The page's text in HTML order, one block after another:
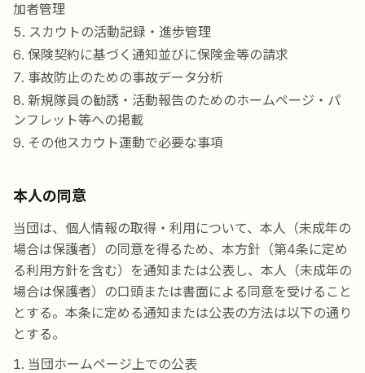
加者管理
スカウトの活動記録・進歩管理
保険契約に基づく通知並びに保険金等の請求
事故防止のための事故データ分析
新規隊員の勧誘・活動報告のためのホームページ・パ
ンフレット等への掲載
その他スカウト運動で必要な事項
本人の同意
当団は、個人情報の取得・利用について、本人（未成年の
場合は保護者）の同意を得るため、本方針（第4条に定め
る利用方針を含む）を通知または公表し、本人（未成年の
場合は保護者）の口頭または書面による同意を受けること
とする。本条に定める通知または公表の方法は以下の通り
とする。
当団ホームページ上での公表